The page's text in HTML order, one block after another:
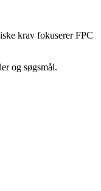
krav fokuserer FPC
og søgsmål.